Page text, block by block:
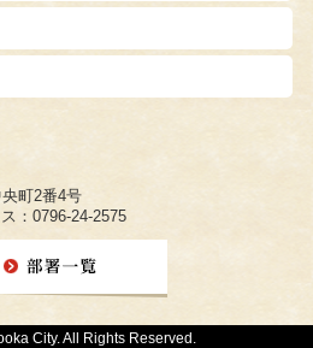
町2番4号
：0796-24-2575
City. All Rights Reserved.